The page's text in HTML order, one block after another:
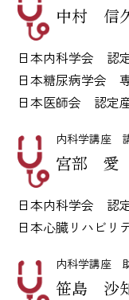
中村 信
日本内科学会 認
日本糖尿病学会
日本医師会 認定
内科学講座
宮部 愛
日本内科学会 認
日本心臓リハビ
内科学講座
笹島 沙